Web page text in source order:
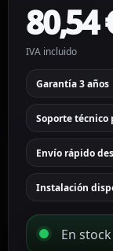
80,54
IVA incluido
Garantía 3 años
Soporte técnico
Envío rápido
Instalación
En stock